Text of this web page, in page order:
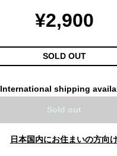
¥2,900
SOLD OUT
International shipping
Sold out
日本国内にお住まいの方向